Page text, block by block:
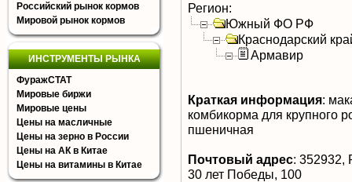
Российский рынок кормов
Мировой рынок кормов
ИНСТРУМЕНТЫ РЫНКА
ФуражСТАТ
Мировые биржи
Мировые цены
Цены на масличные
Цены на зерно в России
Цены на АК в Китае
Цены на витамины в Китае
Регион:
Южный ФО РФ
Краснодарский
Армавир
Краткая информация:
комбикорма для крупного
пшеничная
Почтовый адрес: 352932,
30 лет Победы, 100